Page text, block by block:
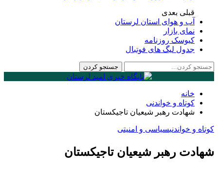
قبلی بعدی
آب و هوای استان لرستان
نمای بازار
کیوسک روزنامه
جدول لیگ های فوتبال
خانه
کوتاه و خواندنی
شهادت رهبر شیعیان تاجیکستان
کوتاه و خواندنیسیاسی و امنیتی
شهادت رهبر شیعیان تاجیکستان